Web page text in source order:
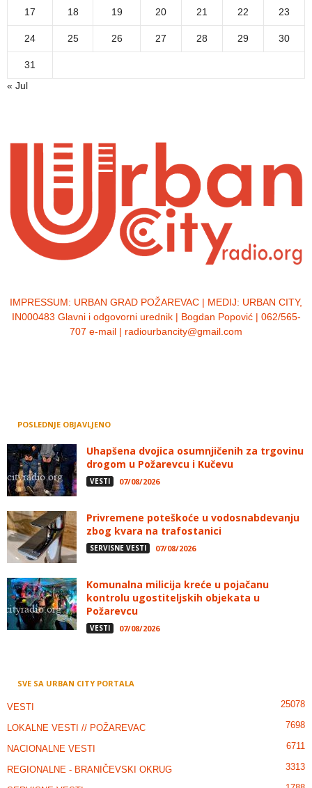
17 18 19 20 21 22 23
24 25 26 27 28 29 30
31
« Jul
IMPRESSUM: URBAN GRAD POŽAREVAC | MEDIJ: URBAN CITY,
IN000483 Glavni i odgovorni urednik | Bogdan Popović | 062/565-
707 e-mail | radiourbancity@gmail.com
POSLEDNJE OBJAVLJENO
Uhapšena dvojica osumnjičenih za trgovinu
drogom u Požarevcu i Kučevu
VESTI 07/08/2026
Privremene poteškoće u vodosnabdevanju
zbog kvara na trafostanici
SERVISNE VESTI 07/08/2026
Komunalna milicija kreće u pojačanu
kontrolu ugostiteljskih objekata u
Požarevcu
VESTI 07/08/2026
SVE SA URBAN CITY PORTALA
VESTI 25078
LOKALNE VESTI // POŽAREVAC 7698
NACIONALNE VESTI 6711
REGIONALNE - BRANIČEVSKI OKRUG 3313